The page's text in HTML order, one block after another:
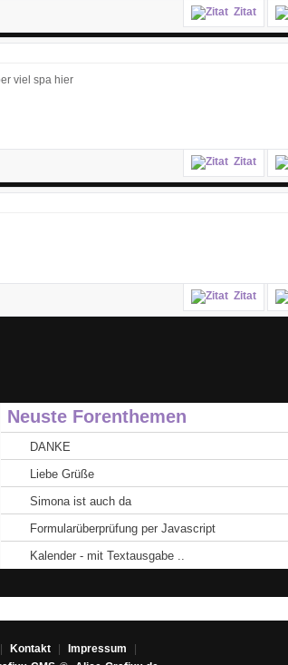
Zitat
viel spa hier
Zitat
Zitat
Neuste Forenthemen
DANKE
Liebe Grüße
Simona ist auch da
Formularüberprüfung per Javascript
Kalender - mit Textausgabe ..
Kontakt Impressum